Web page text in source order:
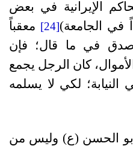
الإيرانية في بعض
في الجامعة)[24]
معقباً
في ما قال؛ فإن
كان الرجل يجمع
النيابة؛ لكي لا يسلمه
الحسن (ع) وليس من